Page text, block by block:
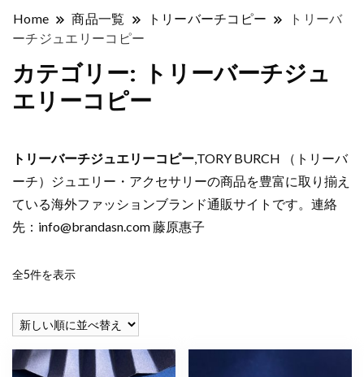
Home 商品一覧 トリーバーチコピー
トリーバ
ーチジュエリーコピー
カテゴリー: トリーバーチジュ
エリーコピー
トリーバーチジュエリーコピー,TORY BURCH （トリーバ
ーチ）ジュエリー・アクセサリーの商品を豊富に取り揃え
ている海外ファッションブランド通販サイトです。連絡
先： info@brandasn.com藤原惠子
全5件を表示新
い
順